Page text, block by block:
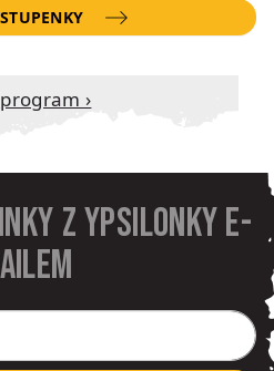
program ›
z Ypsilonky e-